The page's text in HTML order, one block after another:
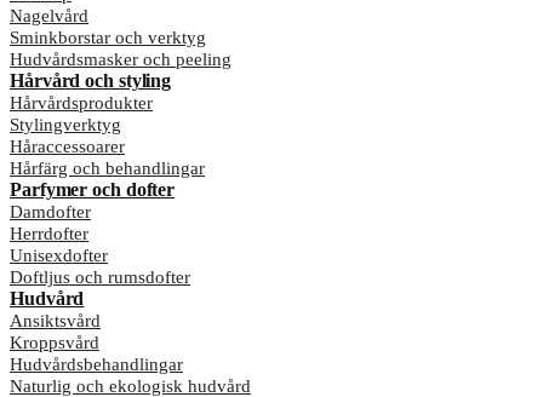
Nagelvård
Sminkborstar och verktyg
Hudvårdsmasker och peeling
Hårvård och styling
Hårvårdsprodukter
Stylingverktyg
Håraccessoarer
Hårfärg och behandlingar
Parfymer och dofter
Damdofter
Herrdofter
Unisexdofter
Doftljus och rumsdofter
Hudvård
Ansiktsvård
Kroppsvård
Hudvårdsbehandlingar
Naturlig och ekologisk hudvård